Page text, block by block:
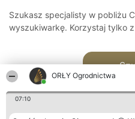
ORŁY Ogrodnictwa
07:10
Szukasz specjalisty w pobliżu
wyszukiwarkę. Korzystaj tylko z